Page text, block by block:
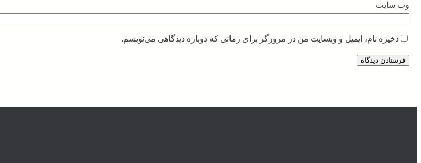
وب‌ سایت
ذخیره نام، ایمیل و وبسایت من در مرورگر برای زمانی که دوباره دیدگاهی می‌نویسم.